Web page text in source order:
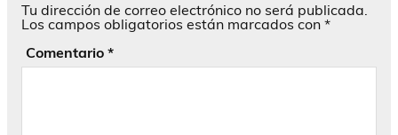
Tu dirección de correo electrónico no será publicada.
Los campos obligatorios están marcados con *
Comentario *